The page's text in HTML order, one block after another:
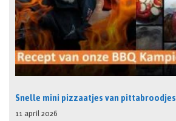
Snelle mini pizzaatjes van pittabroodjes
11 april 2026